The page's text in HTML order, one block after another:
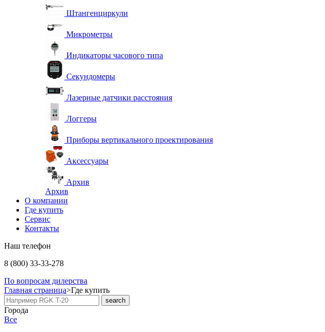
Штангенциркули
Микрометры
Индикаторы часового типа
Секундомеры
Лазерные датчики расстояния
Логгеры
Приборы вертикального проектирования
Аксессуары
Архив
Архив
О компании
Где купить
Сервис
Контакты
Наш телефон
8 (800) 33-33-278
По вопросам дилерства
Главная страница>Где купить
Города
Все